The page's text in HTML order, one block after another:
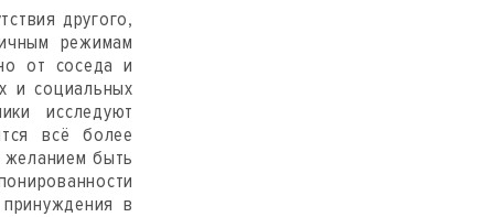
другого,
режимам
от соседа и
и социальных
исследуют
всё более
желанием быть
в